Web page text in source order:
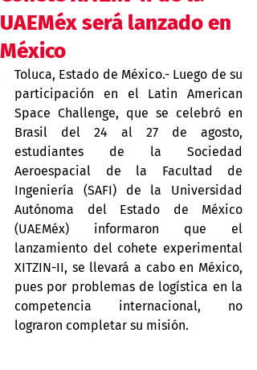
UAEMéx será lanzado en
México
Toluca, Estado de México.- Luego de su
participación en el Latin American
Space Challenge, que se celebró en
Brasil del 24 al 27 de agosto,
estudiantes de la Sociedad
Aeroespacial de la Facultad de
Ingeniería (SAFI) de la Universidad
Autónoma del Estado de México
(UAEMéx) informaron que el
lanzamiento del cohete experimental
XITZIN-II, se llevará a cabo en México,
pues por problemas de logística en la
competencia internacional, no
lograron completar su misión.